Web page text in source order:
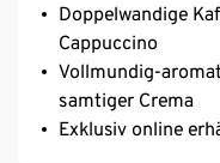
Doppelwandige
Cappuccino
Vollmundig-
samtiger Crema
Exklusiv online